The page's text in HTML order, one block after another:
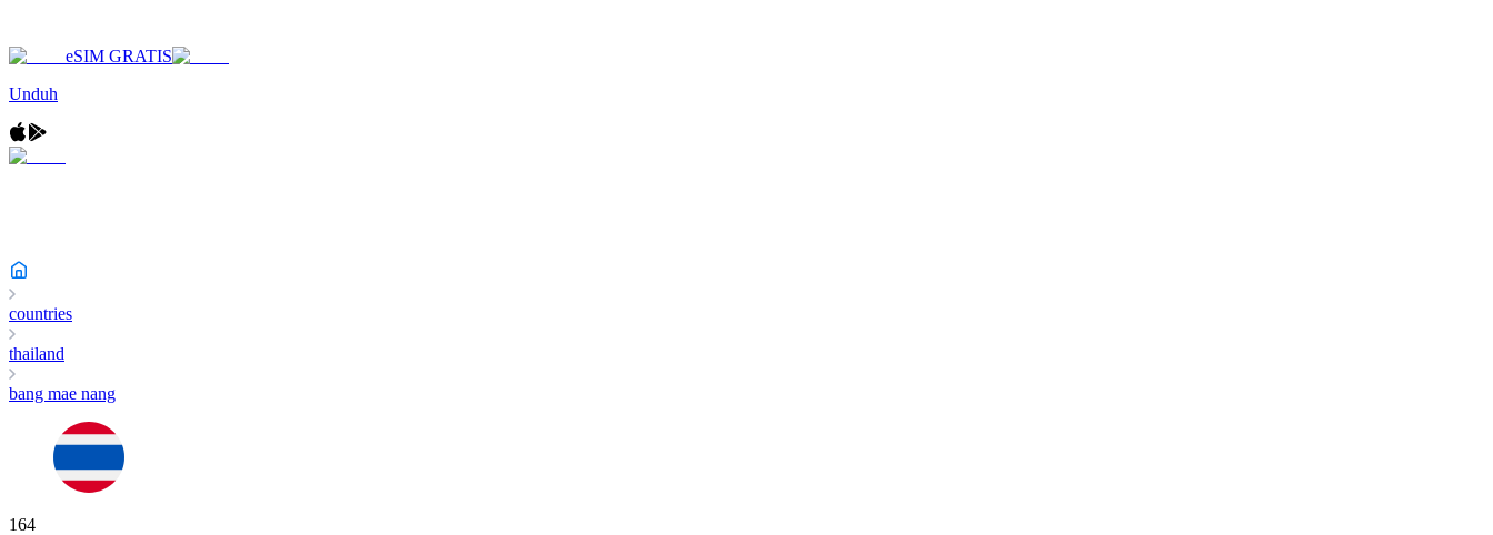
eSIM GRATIS
Unduh
countries
thailand
bang mae nang
164